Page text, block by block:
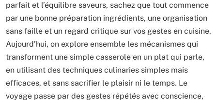
parfait et l’équilibre saveurs, sachez que tout commence
par une bonne préparation ingrédients, une organisation
sans faille et un regard critique sur vos gestes en cuisine.
Aujourd’hui, on explore ensemble les mécanismes qui
transforment une simple casserole en un plat qui parle,
en utilisant des techniques culinaries simples mais
efficaces, et sans sacrifier le plaisir ni le temps. Le
voyage passe par des gestes répétés avec conscience,